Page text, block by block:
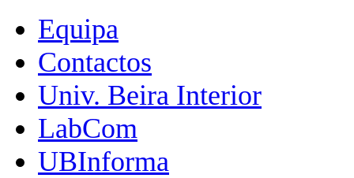
Equipa
Contactos
Univ. Beira Interior
LabCom
UBInforma